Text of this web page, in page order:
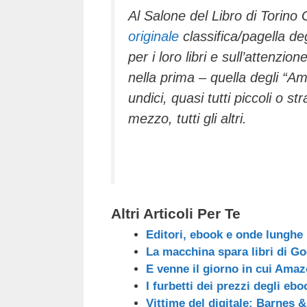
Al Salone del Libro di Torino
originale classifica/pagella
per i loro libri e
nella prima – quella degli
undici, quasi tutti piccoli o
mezzo, tutti gli altri.
Altri Articoli Per Te
Editori, ebook e onde lunghe
La macchina spara libri di
E venne il giorno in cui
I furbetti dei prezzi degli
Vittime del digitale: Barnes